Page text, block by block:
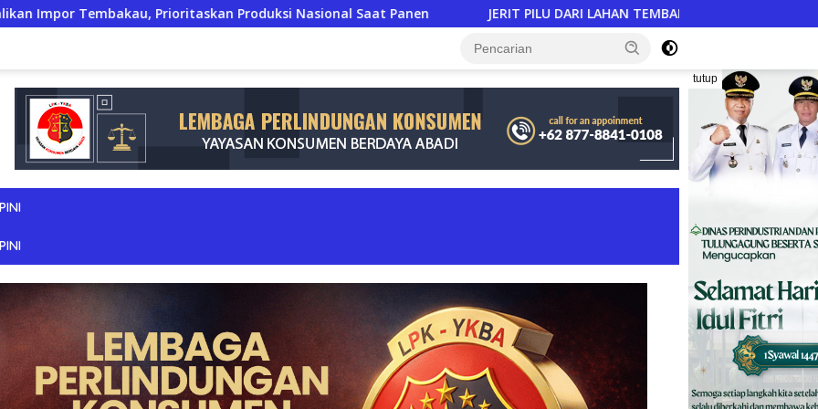
Produksi Nasional Saat Panen JERIT PILU DARI LAHAN TEMBAKAU ​: Modal Tani Mencekik 2,3 Kali Lipat,
tutup